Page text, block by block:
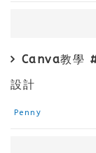
Canva教學
設計
Penny